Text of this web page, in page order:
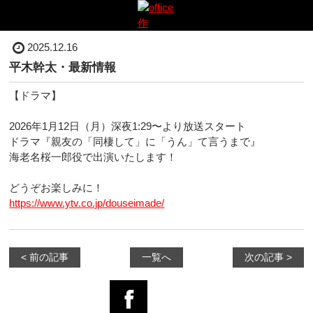
2025.12.16
平木幹太・最新情報
【ドラマ】
2026年1月12日（月）深夜1:29〜より放送スタート
ドラマ『親友の「同棲して」に「うん」て言うまで』
海老名桜一郎役で出演いたします！
どうぞお楽しみに！
https://www.ytv.co.jp/douseimade/
< 前の記事 次の記事 >
一覧へ